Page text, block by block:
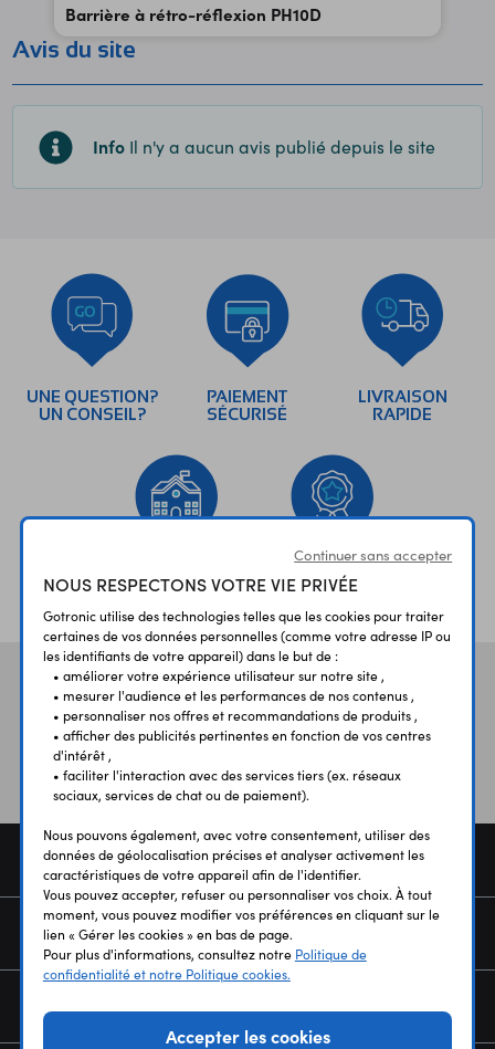
Barrière à rétro-réflexion PH10D
Avis du site
Info Il n'y a aucun avis publié depuis le site
UNE QUESTION?
UN CONSEIL?
PAIEMENT
SÉCURISÉ
LIVRAISON
RAPIDE
ÉTABLISSEMENTS
SCOLAIRES
PLUS 30 ANS
D’EXPERIENCE
Vos aviset témoignages
COMMANDE
SERVICES
NOUS CONNAÎTRE
Continuer sans accepter
NOUS RESPECTONS VOTRE VIE PRIVÉE
Gotronic utilise des technologies telles que les cookies pour traiter
certaines de vos données personnelles (comme votre adresse IP ou
les identifiants de votre appareil) dans le but de :
• améliorer votre expérience utilisateur sur notre site ,
• mesurer l'audience et les performances de nos contenus ,
• personnaliser nos offres et recommandations de produits ,
• afficher des publicités pertinentes en fonction de vos centres
d'intérêt ,
• faciliter l'interaction avec des services tiers (ex. réseaux
sociaux, services de chat ou de paiement).
Nous pouvons également, avec votre consentement, utiliser des
données de géolocalisation précises et analyser activement les
caractéristiques de votre appareil afin de l'identifier.
Vous pouvez accepter, refuser ou personnaliser vos choix. À tout
moment, vous pouvez modifier vos préférences en cliquant sur le
lien « Gérer les cookies » en bas de page.
Pour plus d'informations, consultez notre Politique de
confidentialité et notre Politique cookies.
Accepter les cookies